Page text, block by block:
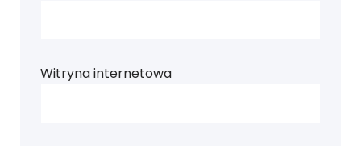
Witryna internetowa